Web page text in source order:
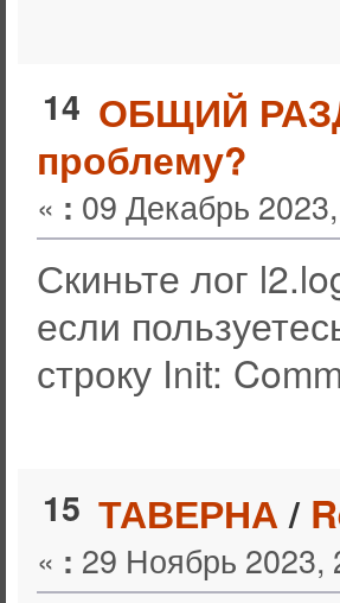
14 ОБЩИЙ
проблему?
« : 09 Декабрь
Скиньте лог
если
строку Init:
15 ТАВЕРНА/
« : 29 Ноябрь 2023,